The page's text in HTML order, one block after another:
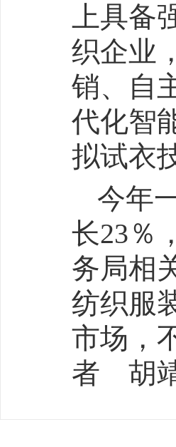
上具备
织企业
销、自
代化智
拟试衣
今年
长23％
务局相
纺织服
市场，
者 胡